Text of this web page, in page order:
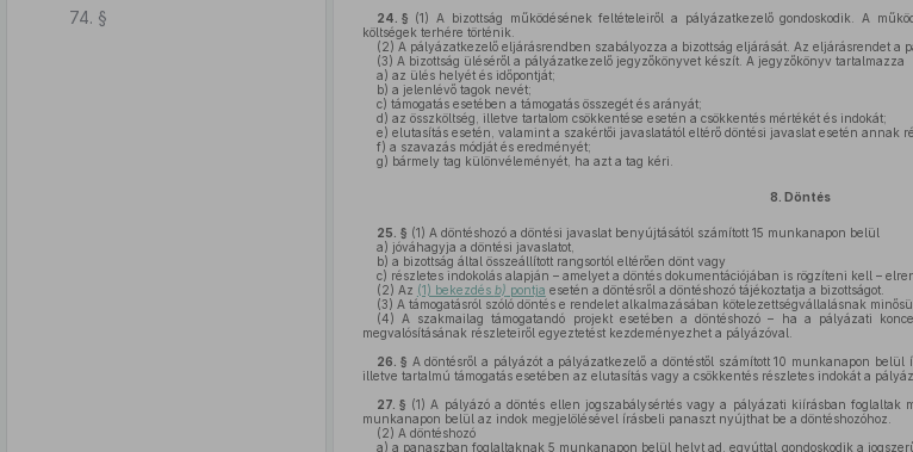
74. §
24. § (1) A bizottság működésének feltételeiről a pályázatkezelő gondoskodik. A
költségek terhére történik.
(2) A pályázatkezelő eljárásrendben szabályozza a bizottság eljárását. Az eljárásrendet a
(3) A bizottság üléséről a pályázatkezelő jegyzőkönyvet készít. A jegyzőkönyv tartalmazza
a) az ülés helyét és időpontját;
b) a jelenlévő tagok nevét;
c) támogatás esetében a támogatás összegét és arányát;
d) az összköltség, illetve tartalom csökkentése esetén a csökkentés mértékét és indokát;
e) elutasítás esetén, valamint a szakértői javaslatától eltérő döntési javaslat esetén annak
f) a szavazás módját és eredményét;
g) bármely tag különvéleményét, ha azt a tag kéri.
8. Döntés
25. § (1) A döntéshozó a döntési javaslat benyújtásától számított 15 munkanapon belül
a) jóváhagyja a döntési javaslatot,
b) a bizottság által összeállított rangsortól eltérően dönt vagy
c) részletes indokolás alapján – amelyet a döntés dokumentációjában is rögzíteni kell –
(2) Az (1) bekezdés b) pontja esetén a döntésről a döntéshozó tájékoztatja a bizottságot.
(3) A támogatásról szóló döntés e rendelet alkalmazásában kötelezettségvállalásnak
(4) A szakmailag támogatandó projekt esetében a döntéshozó – ha a pályázati
megvalósításának részleteiről egyeztetést kezdeményezhet a pályázóval.
26. § A döntésről a pályázót a pályázatkezelő a döntéstől számított 10 munkanapon belül
illetve tartalmú támogatás esetében az elutasítás vagy a csökkentés részletes indokát a
27. § (1) A pályázó a döntés ellen jogszabálysértés vagy a pályázati kiírásban foglaltak
munkanapon belül az indok megjelölésével írásbeli panaszt nyújthat be a döntéshozóhoz.
(2) A döntéshozó
a) a panaszban foglaltaknak 5 munkanapon belül helyt ad, egyúttal gondoskodik a